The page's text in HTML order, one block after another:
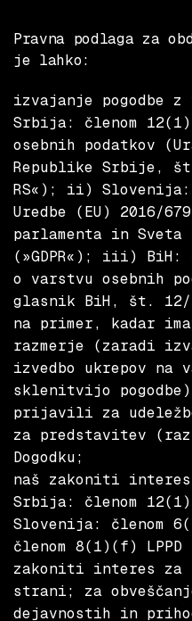
Pravna podlaga za
je lahko:
izvajanje pogodbe
Srbija: členom
osebnih podatkov
Republike Srbije, št.
RS«); ii) Slovenija:
Uredbe (EU) 2016/
parlamenta in
(»GDPR«); iii) BiH:
o varstvu osebnih
glasnik BiH, št. 12/
na primer, kadar
razmerje (zaradi
izvedbo ukrepov na
sklenitvijo
prijavili za udeležbo
za predstavitev
Dogodku;
naš zakoniti
Srbija: členom
Slovenija: členom
členom 8(1)(f)
zakoniti interes za
strani; za
dejavnostih in